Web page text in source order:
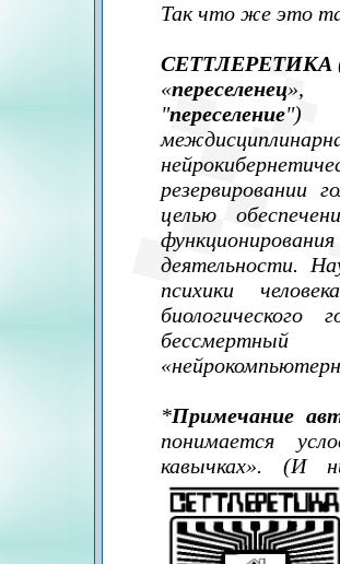
Так что же это
СЕТТЛЕРЕТИКА
«переселенец
"переселение")
резервировании
целью
деятельности.
психики
*Примечание
понимается
кавычках». (И